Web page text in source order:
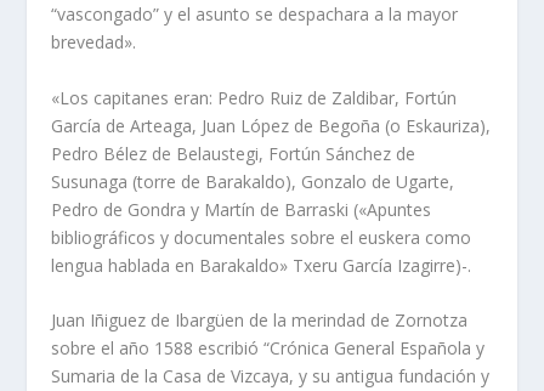
“vascongado” y el asunto se despachara a la mayor
brevedad».
«Los capitanes eran: Pedro Ruiz de Zaldibar, Fortún
García de Arteaga, Juan López de Begoña (o Eskauriza),
Pedro Bélez de Belaustegi, Fortún Sánchez de
Susunaga (torre de Barakaldo), Gonzalo de Ugarte,
Pedro de Gondra y Martín de Barraski («Apuntes
bibliográficos y documentales sobre el euskera como
lengua hablada en Barakaldo» Txeru García Izagirre)-.
Juan Iñiguez de Ibargüen de la merindad de Zornotza
sobre el año 1588 escribió “Crónica General Española y
Sumaria de la Casa de Vizcaya, y su antigua fundación y